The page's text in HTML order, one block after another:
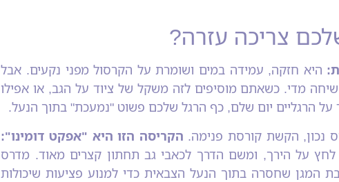
צריכה עזרה?
היא חזקה, עמידה במים ושומרת על הקרסול מפני נקעים. אבל
מדי. כשאתם מוסיפים לזה משקל של ציוד על הגב, או אפילו
הרגליים יום שלם, כף הרגל שלכם פשוט "נמעכת" בתוך הנעל.
נכון, הקשת קורסת פנימה. הקריסה הזו היא "אפקט דומינו":
לחץ על הירך, ומשם הדרך לכאבי גב תחתון קצרים מאוד. מדרס
המגן שחסרה בתוך הנעל הצבאית כדי למנוע פציעות שיכולות